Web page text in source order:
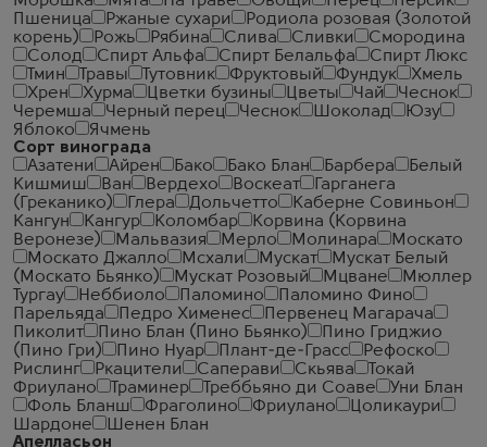
Пшеница
Ржаные сухари
Родиола розовая (Золотой
корень)
Рожь Рябина Слива Сливки
Смородина
Солод
Спирт Альфа Спирт Белальфа
Спирт Люкс
Тмин
Травы Тутовник Фруктовый Фундук
Хмель
Хрен
Хурма Цветки бузины Цветы Чай
Чеcнок
Черемша
Черный перец Чеснок Шоколад
Юзу
Яблоко
Ячмень
Сорт винограда
Азатени
Айрен Бако Бако Блан Барбера
Белый
Кишмиш
Ван Вердехо Воскеат
Гарганега
(Греканико)
Глера Дольчетто
Каберне Совиньон
Кангун
Кангур Коломбар
Корвина (Корвина
Веронезе)
Мальвазия Мерло Молинара
Москато
Москато Джалло
Мсхали Мускат
Мускат Белый
(Москато Бьянко)
Мускат Розовый Мцване
Мюллер
Тургау
Неббиоло Паломино
Паломино Фино
Парельяда
Педро Хименес
Первенец Магарача
Пиколит
Пино Блан (Пино Бьянко)
Пино Гриджио
(Пино Гри)
Пино Нуар Плант-де-Грасс
Рефоско
Рислинг
Ркацители Саперави Скьява
Токай
Фриулано
Траминер Треббьяно ди Соаве
Уни Блан
Фоль Бланш
Фраголино Фриулано
Цоликаури
Шардоне
Шенен Блан
Апелласьон